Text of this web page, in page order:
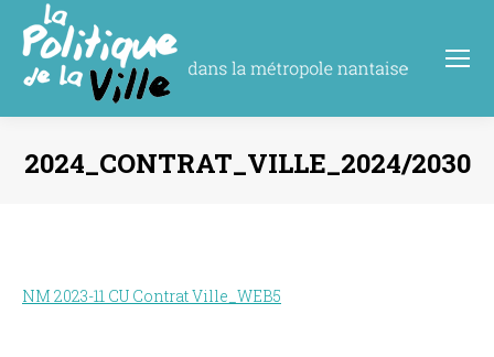
2024_CONTRAT_VILLE_2024/2030
NM 2023-11 CU Contrat Ville_WEB5